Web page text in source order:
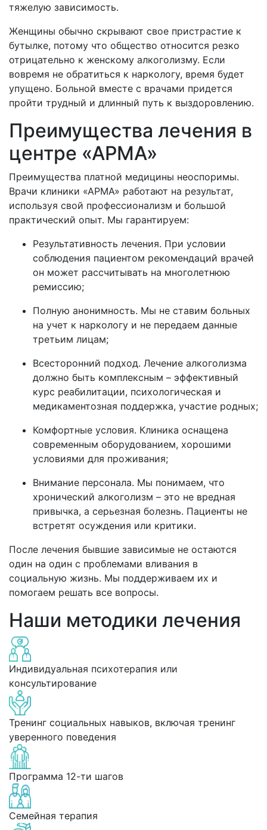
тяжелую зависимость.
Женщины обычно скрывают свое пристрастие к
бутылке, потому что общество относится резко
отрицательно к женскому алкоголизму. Если
вовремя не обратиться к наркологу, время будет
упущено. Больной вместе с врачами придется
пройти трудный и длинный путь к выздоровлению.
Преимущества лечения в
центре «АРМА»
Преимущества платной медицины неоспоримы.
Врачи клиники «АРМА» работают на результат,
используя свой профессионализм и большой
практический опыт. Мы гарантируем:
Результативность лечения. При условии
соблюдения пациентом рекомендаций врачей
он может рассчитывать на многолетнюю
ремиссию;
Полную анонимность. Мы не ставим больных
на учет к наркологу и не передаем данные
третьим лицам;
Всесторонний подход. Лечение алкоголизма
должно быть комплексным – эффективный
курс реабилитации, психологическая и
медикаментозная поддержка, участие родных;
Комфортные условия. Клиника оснащена
современным оборудованием, хорошими
условиями для проживания;
Внимание персонала. Мы понимаем, что
хронический алкоголизм – это не вредная
привычка, а серьезная болезнь. Пациенты не
встретят осуждения или критики.
После лечения бывшие зависимые не остаются
один на один с проблемами вливания в
социальную жизнь. Мы поддерживаем их и
помогаем решать все вопросы.
Наши методики лечения
Индивидуальная психотерапия или
консультирование
Тренинг социальных навыков, включая тренинг
уверенного поведения
Программа 12-ти шагов
Семейная терапия